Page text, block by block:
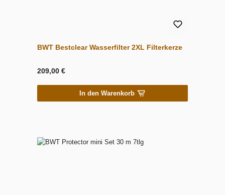
BWT Bestclear Wasserfilter 2XL Filterkerze
209,00 €
In den Warenkorb